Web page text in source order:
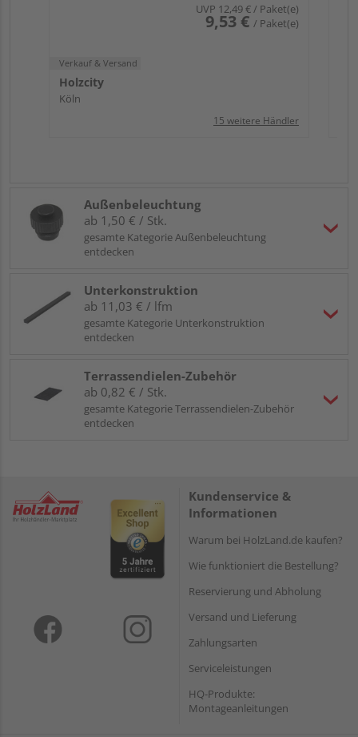
UVP 12,49 €/ Paket(e)
9,53 € / Paket(e)
Verkauf & Versand
Holzcity
Köln
15 weitere Händler
Außenbeleuchtung
ab 1,50 € / Stk.
gesamte Kategorie Außenbeleuchtung
entdecken
Unterkonstruktion
ab 11,03 € / lfm
gesamte Kategorie Unterkonstruktion
entdecken
Terrassendielen-Zubehör
ab 0,82 € / Stk.
gesamte Kategorie Terrassendielen-Zubehör
entdecken
Kundenservice &
Informationen
Warum bei HolzLand.de kaufen?
Wie funktioniert die Bestellung?
Reservierung und Abholung
Versand und Lieferung
Zahlungsarten
Serviceleistungen
HQ-Produkte:
Montageanleitungen